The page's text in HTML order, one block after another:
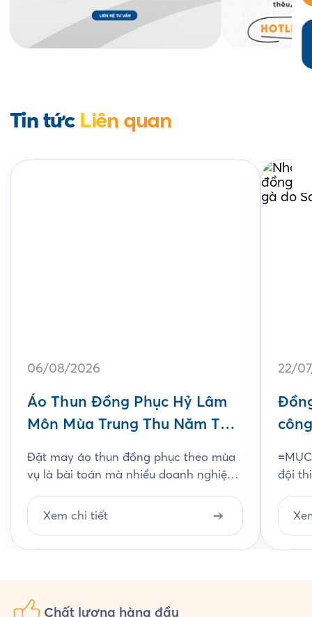
Tin tức Liên quan
06/08/2026
Áo Thun Đồng Phục Hỷ Lâm
Môn Mùa Trung Thu Năm Thứ
Đặt may áo thun đồng phục theo mùa
vụ là bài toán mà nhiều doanh nghiệp
Hỷ Lâm Môn cũng vậy. Cứ đến hẹn lại
lên, mỗi năm khi mùa bánh Trung Thu
Xem chi tiết
22/
đội
thiết
chi
Chất lượng hàng đầu